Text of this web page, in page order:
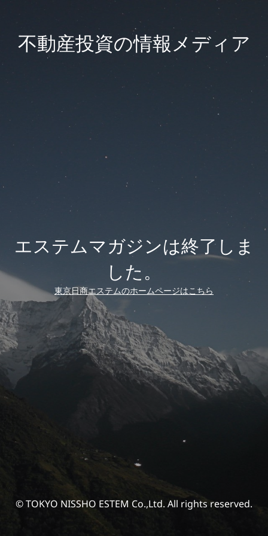
不動産投資の情報メディア
エステムマガジンは終了しま
した。
東京日商エステムのホームページはこちら
© TOKYO NISSHO ESTEM Co.,Ltd. All rights reserved.